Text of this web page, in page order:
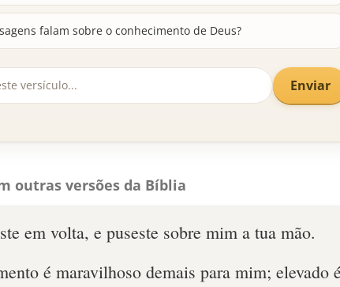
falam sobre o conhecimento de Deus?
Enviar
outras versões da Bíblia
em volta, e puseste sobre mim a tua mão.
é maravilhoso demais para mim; elevado